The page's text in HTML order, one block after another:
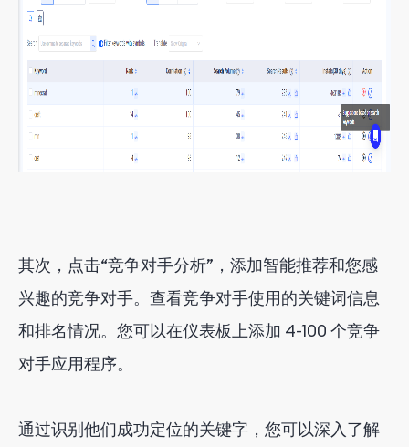
其次，点击“竞争对手分析”，添加智能推荐和您感
兴趣的竞争对手。查看竞争对手使用的关键词信息
和排名情况。您可以在仪表板上添加 4-100 个竞争
对手应用程序。
通过识别他们成功定位的关键字，您可以深入了解